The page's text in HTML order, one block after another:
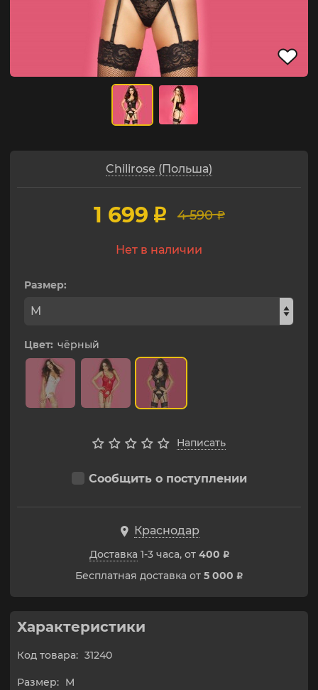
Chilirose (Польша)
4 590 p
1 699 p
Нет в наличии
Размер:
Цвет: чёрный
Написать
Сообщить о поступлении
Краснодар
Доставка 1-3 часа, от 400 p
Бесплатная доставка от 5 000 p
Характеристики
Код товара: 31240
Размер: M